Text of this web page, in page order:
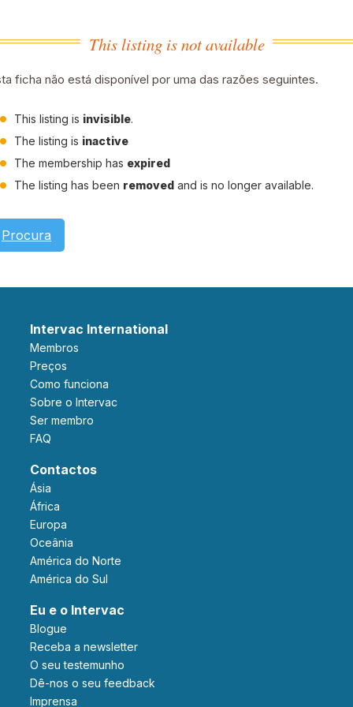
This listing is not available
ficha não está disponível por uma das razões seguintes.
This listing is invisible.
The listing is inactive
The membership has expired
The listing has been removed and is no longer available.
Procura
Intervac International
Membros
Preços
Como funciona
Sobre o Intervac
Ser membro
FAQ
Contactos
Ásia
África
Europa
Oceânia
América do Norte
América do Sul
Eu e o Intervac
Blogue
Receba a newsletter
O seu testemunho
Dê-nos o seu feedback
Imprensa